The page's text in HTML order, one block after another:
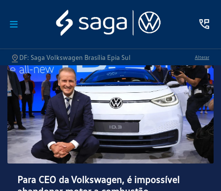
DF: Saga Volkswagen Brasília Epia Sul Alterar
Para CEO da Volkswagen, é impossível